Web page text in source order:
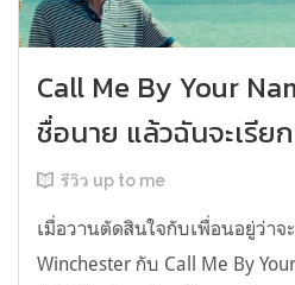
Call Me By Your
ชื่อนาย แล้วฉันจะเรี
รีวิว up to me
เมื่อวานตัดสินใจกับเพื่อนอยู่ว่าจ
Winchester กับ Call Me By